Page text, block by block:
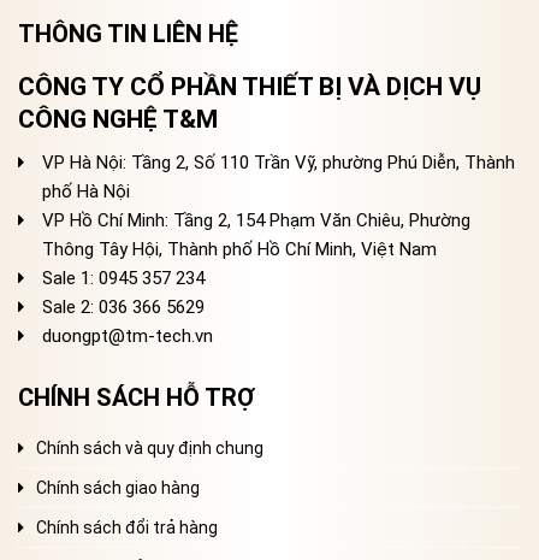
THÔNG TIN LIÊN HỆ
CÔNG TY CỔ PHẦN THIẾT BỊ VÀ DỊCH VỤ
CÔNG NGHỆ T&M
VP Hà Nội: Tầng 2, Số 110 Trần Vỹ, phường Phú Diễn, Thành
phố Hà Nội
VP Hồ Chí Minh: Tầng 2, 154 Phạm Văn Chiêu, Phường
Thông Tây Hội, Thành phố Hồ Chí Minh, Việt Nam
Sale 1: 0945 357 234
Sale 2: 036 366 5629
duongpt@tm-tech.vn
CHÍNH SÁCH HỖ TRỢ
Chính sách và quy định chung
Chính sách giao hàng
Chính sách đổi trả hàng